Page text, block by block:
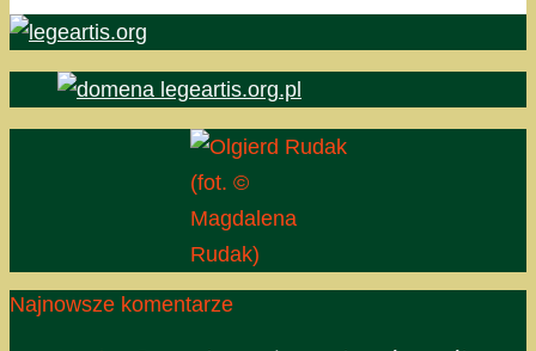
(fot. ©
Magdalena
Rudak)
Najnowsze komentarze